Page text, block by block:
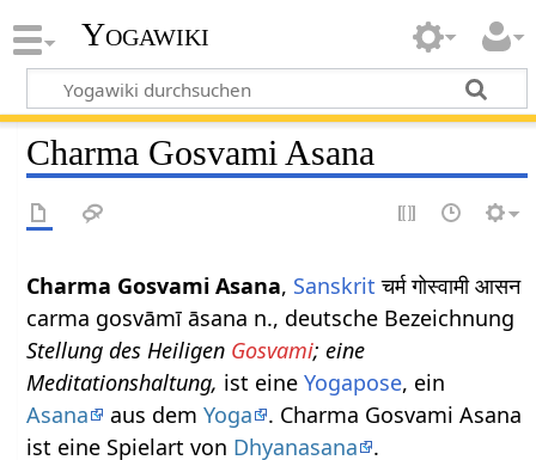
Yogawiki
Charma Gosvami Asana
Charma Gosvami Asana, Sanskrit चर्म गोस्वामी आसन
carma gosvāmī āsana n., deutsche Bezeichnung
Stellung des Heiligen Gosvami; eine
Meditationshaltung, ist eineYogapose, ein
Asana
aus demYoga
. Charma Gosvami Asana
ist eine Spielart von Dhyanasana
.